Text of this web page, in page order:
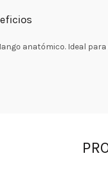
anatómico. Ideal